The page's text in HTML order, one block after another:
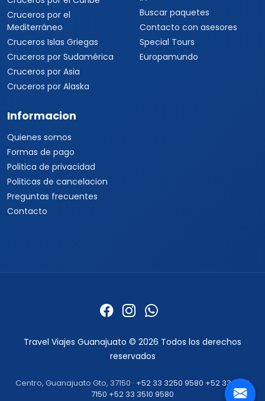
Cruceros por el
Mediterráneo
Cruceros Islas Griegas
Cruceros por Sudamérica
Cruceros por Asia
Cruceros por Alaska
Buscar paquetes
Contacto con asesores
Special Tours
Europamundo
Informacion
Quienes somos
Formas de pago
Politica de privacidad
Politicas de cancelacion
Preguntas frecuentes
Contacto
Travel Viajes Guanajuato © 2026 Todos los derechos
reservados
Centro, Guanajuato Gto, 37150 · +52 33 3250 9580 +52 33 1862
7150 +52 33 3510 9580